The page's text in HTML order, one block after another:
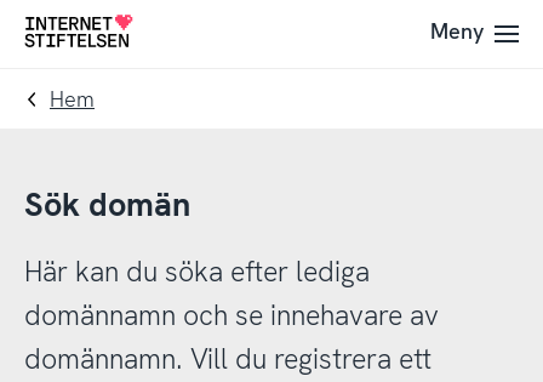
Till
navigering
Till
innehåll
Till
Meny
Hem
Sök domän
Här kan du söka efter lediga
domännamn och se innehavare av
domännamn. Vill du registrera ett